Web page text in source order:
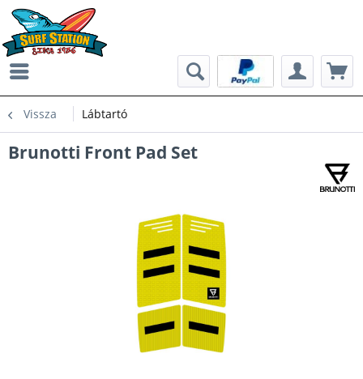
Vissza Lábtartó
Brunotti Front Pad Set